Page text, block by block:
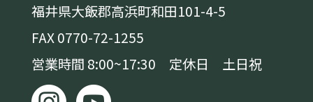
福井県大飯郡高浜町和田101-4-5
FAX 0770-72-1255
営業時間 8:00~17:30 定休日 土日祝